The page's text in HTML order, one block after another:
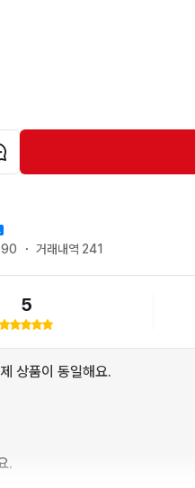
90 ・ 거래내역 241
5
상품이 동일해요.
.